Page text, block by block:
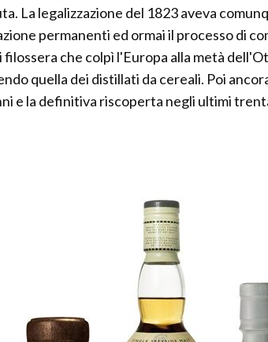
La legalizzazione del 1823 aveva
permanenti ed ormai il processo di
filossera che colpì l'Europa alla metà
quella dei distillati da cereali. Poi
e la definitiva riscoperta negli ultimi